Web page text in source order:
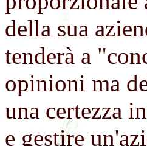
della sua
tenderà a
opinioni ma
una certezza
e gestire